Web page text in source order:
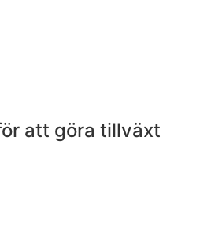
att göra tillväxt